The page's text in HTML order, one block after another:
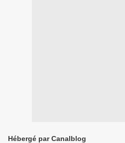
Hébergé par Canalblog